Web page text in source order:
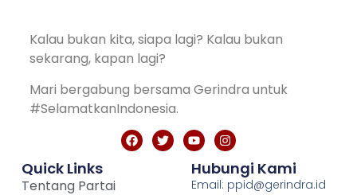
Kalau bukan kita, siapa lagi? Kalau bukan
sekarang, kapan lagi?
Mari bergabung bersama Gerindra untuk
#SelamatkanIndonesia.
Quick Links
Tentang Partai
Hubungi Kami
Email: ppid@gerindra.id